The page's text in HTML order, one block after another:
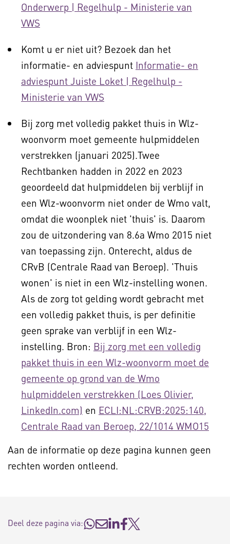
Onderwerp | Regelhulp - Ministerie van
VWS
Komt u er niet uit? Bezoek dan het
informatie- en adviespunt Informatie- en
adviespunt Juiste Loket | Regelhulp -
Ministerie van VWS
Bij zorg met volledig pakket thuis in Wlz-
woonvorm moet gemeente hulpmiddelen
verstrekken (januari 2025).Twee
Rechtbanken hadden in 2022 en 2023
geoordeeld dat hulpmiddelen bij verblijf in
een Wlz-woonvorm niet onder de Wmo valt,
omdat die woonplek niet 'thuis' is. Daarom
zou de uitzondering van 8.6a Wmo 2015 niet
van toepassing zijn. Onterecht, aldus de
CRvB (Centrale Raad van Beroep). 'Thuis
wonen' is niet in een Wlz-instelling wonen.
Als de zorg tot gelding wordt gebracht met
een volledig pakket thuis, is per definitie
geen sprake van verblijf in een Wlz-
instelling. Bron: Bij zorg met een volledig
pakket thuis in een Wlz-woonvorm moet de
gemeente op grond van de Wmo
hulpmiddelen verstrekken (Loes Olivier,
LinkedIn.com) en ECLI:NL:CRVB:2025:140,
Centrale Raad van Beroep, 22/1014 WMO15
Aan de informatie op deze pagina kunnen geen
rechten worden ontleend.
Deel deze pagina via: